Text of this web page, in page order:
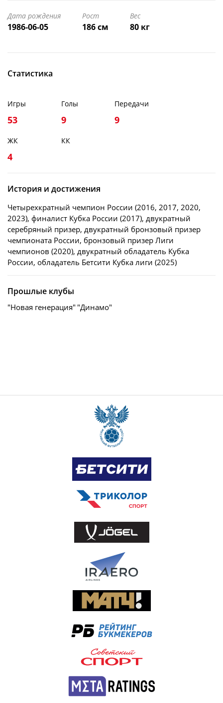
Дата рождения
1986-06-05
Рост
186 см
Вес
80 кг
Статистика
Игры
53
Голы
9
Передачи
9
ЖК
4
КК
История и достижения
Четырехкратный чемпион России (2016, 2017, 2020,
2023), финалист Кубка России (2017), двукратный
серебряный призер, двукратный бронзовый призер
чемпионата России, бронзовый призер Лиги
чемпионов (2020), двукратный обладатель Кубка
России, обладатель Бетсити Кубка лиги (2025)
Прошлые клубы
"Новая генерация" "Динамо"